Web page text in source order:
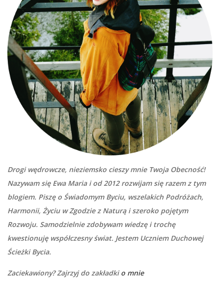
Drogi wędrowcze, nieziemsko cieszy mnie Twoja Obecność!
Nazywam się Ewa Maria i od 2012 rozwijam się razem z tym
blogiem. Piszę o Świadomym Byciu, wszelakich Podróżach,
Harmonii, Życiu w Zgodzie z Naturą i szeroko pojętym
Rozwoju. Samodzielnie zdobywam wiedzę i trochę
kwestionuję współczesny świat. Jestem Uczniem Duchowej
Ścieżki Bycia.
Zaciekawiony? Zajrzyj do zakładkio mnie